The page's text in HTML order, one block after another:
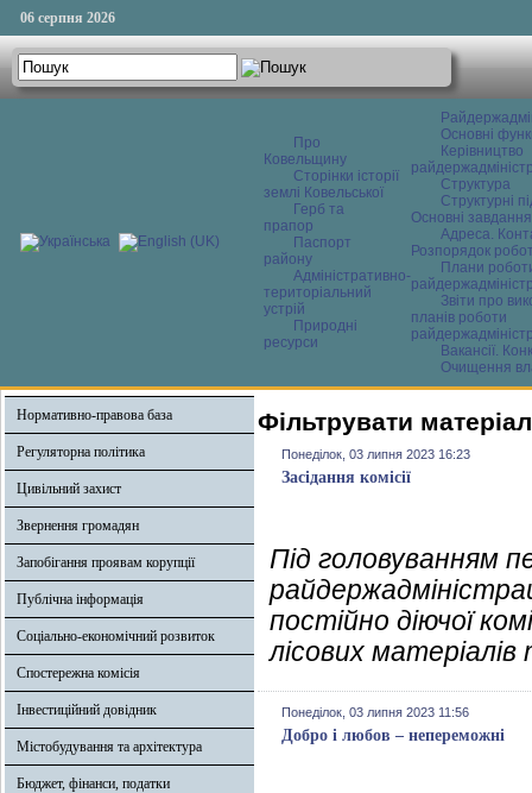
06 серпня 2026
Про
Ковельщину
Сторінки історії
землі Ковельської
Герб та
прапор
Паспорт
району
Адміністративно-
територіальний
устрій
Природні
ресурси
Основні
Керівництво
Структура
Структурні
Основні завдання
Адреса.
Розпорядок
Плани
Звіти про
планів роботи
Вакансії.
Очищення
Нормативно-правова база
Регуляторна політика
Цивільний захист
Звернення громадян
Запобігання проявам корупції
Публічна інформація
Соціально-економічний розвиток
Спостережна комісія
Інвестиційний довідник
Містобудування та архітектура
Бюджет, фінанси, податки
Фільтрувати
Понеділок, 03 липня 2023 16:23
Засідання комісії
Під головуванням
постійно діючої
лісових
Понеділок, 03 липня 2023 11:56
Добро і любов – непереможні